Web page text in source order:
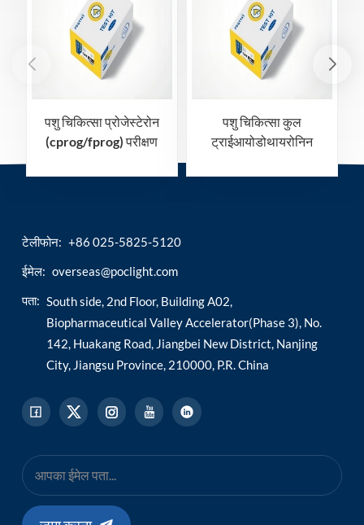
पशु चिकित्सा प्रोजेस्टेरोन
(cprog/fprog) परीक्षण
पशु चिकित्सा कुल
ट्राईआयोडोथायरोनिन
टेलीफोन: +86 025-5825-5120
ईमेल: overseas@poclight.com
पता: South side, 2nd Floor, Building A02,
Biopharmaceutical Valley Accelerator(Phase 3), No.
142, Huakang Road, Jiangbei New District, Nanjing
City, Jiangsu Province, 210000, P.R. China